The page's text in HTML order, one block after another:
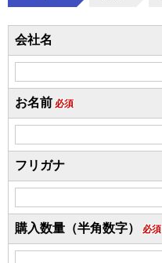
会社名
お名前 必須
フリガナ
購入数量（半角数字） 必須